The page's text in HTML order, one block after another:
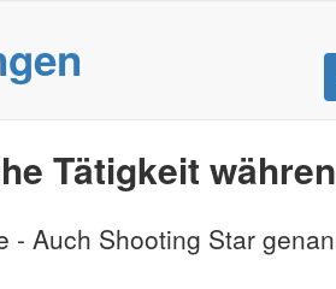
Tätigkeit
Auch Shooting Star